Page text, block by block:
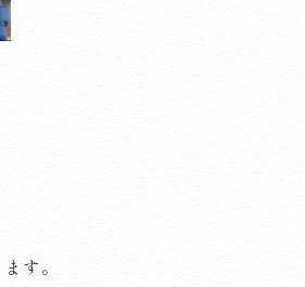
す。